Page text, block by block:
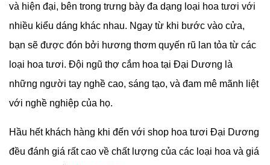
và hiện đại, bên trong trưng bày đa dạng loại hoa tươi với
nhiều kiểu dáng khác nhau. Ngay từ khi bước vào cửa,
bạn sẽ được đón bởi hương thơm quyến rũ lan tỏa từ các
loại hoa tươi. Đội ngũ thợ cắm hoa tại Đại Dương là
những người tay nghề cao, sáng tạo, và đam mê mãnh liệt
với nghề nghiệp của họ.
Hầu hết khách hàng khi đến với shop hoa tươi Đại Dương
đều đánh giá rất cao về chất lượng của các loại hoa và giá